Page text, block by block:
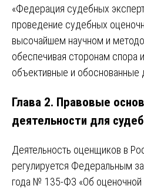
«Федерация судебных
проведение судебных
высочайшем научном и
обеспечивая сторонам спора
объективные и обоснованные
Глава 2. Правовые
деятельности для
Деятельность оценщиков в
регулируется Федеральным
года № 135-ФЗ «Об оценочной